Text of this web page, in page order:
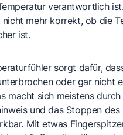
verantwortlich
mehr korrekt, ob die
ist.
sorgt dafür,
oder gar nicht
macht sich meistens durch
und das Stoppen des
Mit etwas